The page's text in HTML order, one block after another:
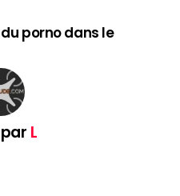
porno dans le
L